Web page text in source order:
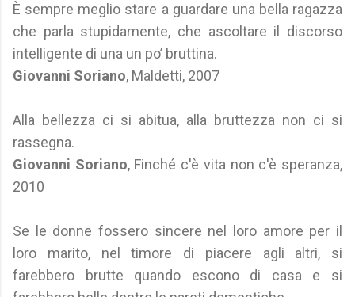
È sempre meglio stare a guardare una bella ragazza
che parla stupidamente, che ascoltare il discorso
intelligente di una un po’ bruttina.
Giovanni Soriano, Maldetti, 2007
Alla bellezza ci si abitua, alla bruttezza non ci si
rassegna.
Giovanni Soriano, Finché c'è vita non c'è speranza,
2010
Se le donne fossero sincere nel loro amore per il
loro marito, nel timore di piacere agli altri, si
farebbero brutte quando escono di casa e si